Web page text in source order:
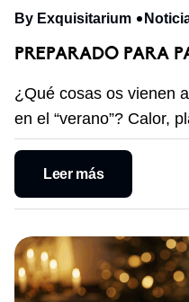
By Exquisitarium
PREPARADO PARA
¿Qué cosas os vienen
en el “verano”? Calor,
Leer más